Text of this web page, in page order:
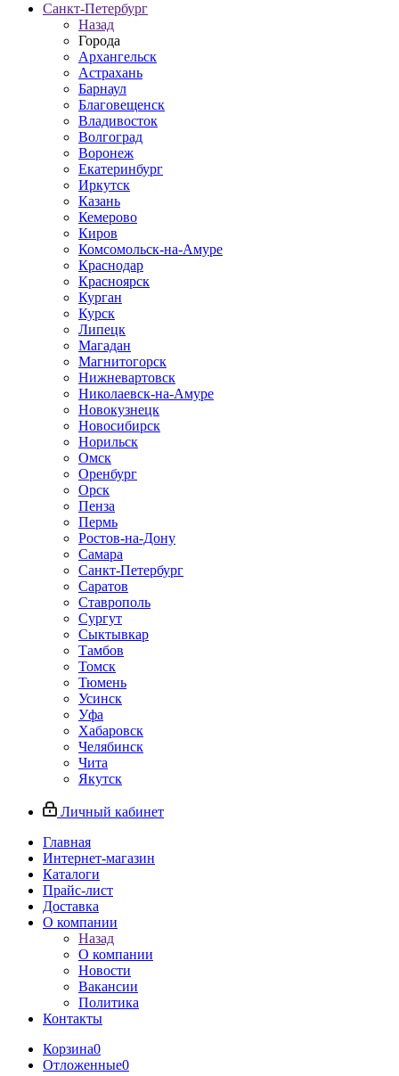
Санкт-Петербург
Назад
Города
Архангельск
Астрахань
Барнаул
Благовещенск
Владивосток
Волгоград
Воронеж
Екатеринбург
Иркутск
Казань
Кемерово
Киров
Комсомольск-на-Амуре
Краснодар
Красноярск
Курган
Курск
Липецк
Магадан
Магнитогорск
Нижневартовск
Николаевск-на-Амуре
Новокузнецк
Новосибирск
Норильск
Омск
Оренбург
Орск
Пенза
Пермь
Ростов-на-Дону
Самара
Санкт-Петербург
Саратов
Ставрополь
Сургут
Сыктывкар
Тамбов
Томск
Тюмень
Усинск
Уфа
Хабаровск
Челябинск
Чита
Якутск
Личный кабинет
Главная
Интернет-магазин
Каталоги
Прайс-лист
Доставка
О компании
Назад
О компании
Новости
Вакансии
Политика
Контакты
Корзина0
Отложенные0